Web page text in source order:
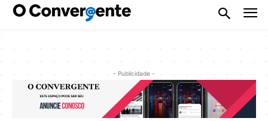
- Publicidade -